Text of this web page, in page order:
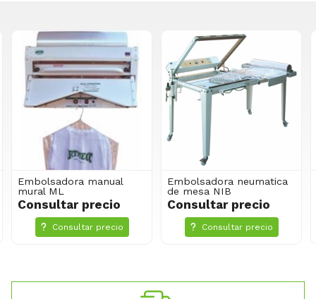
manual
precio
precio
Embolsadora neumatica
Consultar precio
Consultar precio
Embolsadora
Consultar